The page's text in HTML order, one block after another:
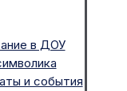
в ДОУ
и события